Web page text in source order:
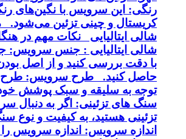
رنگی: این سرویس با نگین‌های
کریستال و چینی تزئین
شالی ایتالیایی نکات مهم در
شالی ایتالیایی : جنس سرویس:
با دقت بررسی کنید و از اصل
حاصل کنید. طرح سرویس: طرح
توجه به سلیقه و سبک پوشش خود
سنگ های تزئینی: اگر به دنبال
تزئینی هستید، به کیفیت و نوع
اندازه سرویس: اندازه سرویس را